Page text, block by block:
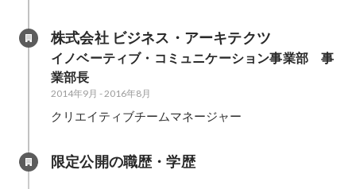
株式会社 ビジネス・アーキテクツ
イノベーティブ・コミュニケーション事業部　事
業部長
2014年9月 -2016年8月
クリエイティブチームマネージャー
限定公開の職歴・学歴